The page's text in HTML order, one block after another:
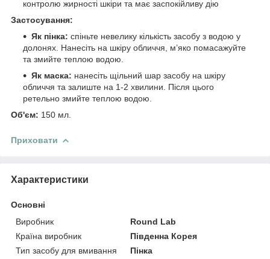
контролю жирності шкіри та має заспокійливу дію
Застосування:
Як пінка: спіньте невелику кількість засобу з водою у
долонях. Нанесіть на шкіру обличчя, м’яко помасажуйте
та змийте теплою водою.
Як маска: нанесіть щільний шар засобу на шкіру
обличчя та залиште на 1-2 хвилини. Після цього
ретельно змийте теплою водою.
Об'єм: 150 мл.
Приховати
Характеристики
Основні
Виробник
Round Lab
Країна виробник
Південна Корея
Тип засобу для вмивання
Пінка